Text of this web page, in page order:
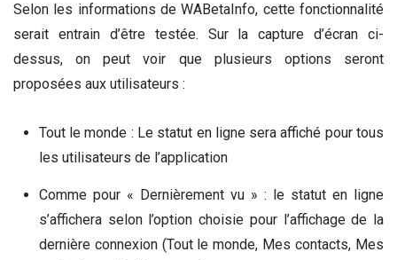
Selon les informations de WABetaInfo, cette fonctionnalité
serait entrain d’être testée. Sur la capture d’écran ci-
dessus, on peut voir que plusieurs options seront
proposées aux utilisateurs :
Tout le monde : Le statut en ligne sera affiché pour tous
les utilisateurs de l’application
Comme pour « Dernièrement vu » : le statut en ligne
s’affichera selon l’option choisie pour l’affichage de la
dernière connexion (Tout le monde, Mes contacts, Mes